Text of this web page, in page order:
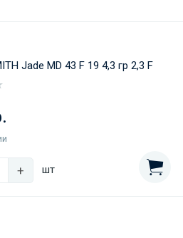
Jade MD 43 F 19 4,3 гр 2,3 F
+ шт